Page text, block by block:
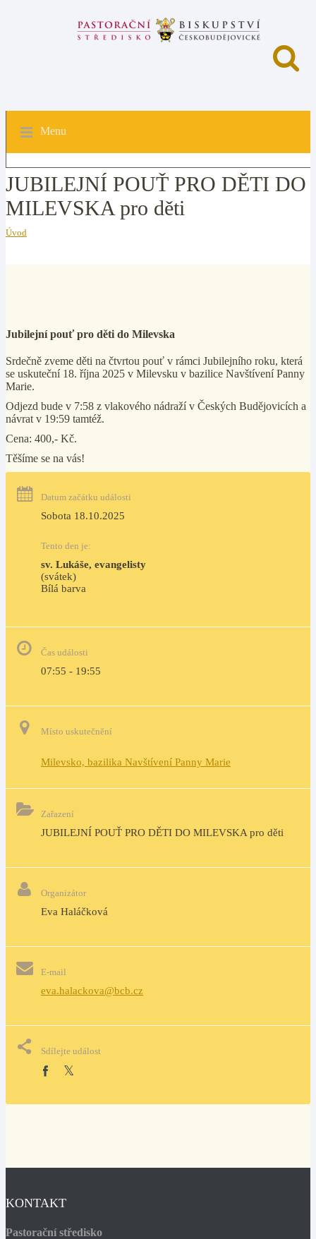
Menu
JUBILEJNÍ POUŤ PRO DĚTI DO
MILEVSKA pro děti
Úvod
Jubilejní pouť pro děti do Milevska
Srdečně zveme děti na čtvrtou pouť v rámci Jubilejního roku, která
se uskuteční 18. října 2025 v Milevsku v bazilice Navštívení Panny
Marie.
Odjezd bude v 7:58 z vlakového nádraží v Českých Budějovicích a
návrat v 19:59 tamtéž.
Cena: 400,- Kč.
Těšíme se na vás!
Datum začátku události
Sobota 18.10.2025
Tento den je:
sv. Lukáše, evangelisty
(svátek)
Bílá barva
Čas události
07:55 - 19:55
Místo uskutečnění
Milevsko, bazilika Navštívení Panny Marie
Zařazení
JUBILEJNÍ POUŤ PRO DĚTI DO MILEVSKA pro děti
Organizátor
Eva Haláčková
E-mail
eva.halackova@bcb.cz
Sdílejte událost
KONTAKT
Pastorační středisko